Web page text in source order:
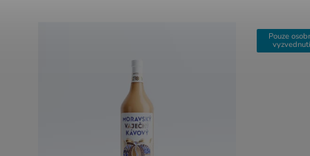
Pouze
vyzvednutí